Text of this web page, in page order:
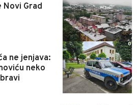
Grad
ne jenjava:
neko
0